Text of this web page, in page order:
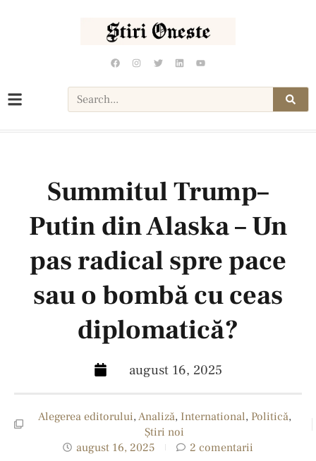
Summitul Trump–
Putin din Alaska – Un
pas radical spre pace
sau o bombă cu ceas
diplomatică?
august 16, 2025
Alegerea editorului, Analiză, International, Politică,
Ştiri noi
august 16, 2025
2 comentarii